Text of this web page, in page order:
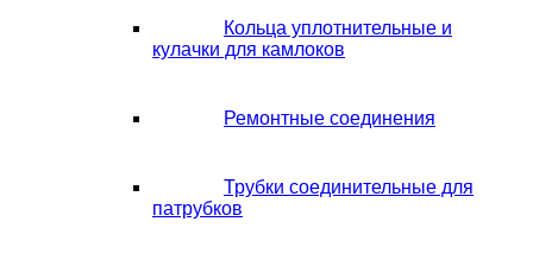
Кольца уплотнительные и
кулачки для камлоков
Ремонтные соединения
Трубки соединительные для
патрубков